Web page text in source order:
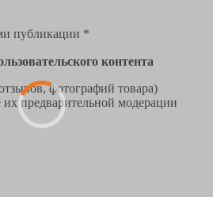
публикации *
контента
фотографий товара)
их предварительной модерации